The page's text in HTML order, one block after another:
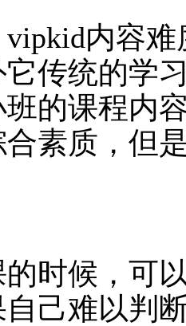
内容
传统的学
的课程内
素质，但
时候，可
己难以判